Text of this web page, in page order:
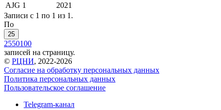
AJG 1
2021
Записи с 1 по 1 из 1.
По
25
2550100
записей на страницу.
© РЦНИ, 2022-2026
Согласие на обработку персональных данных
Политика персональных данных
Пользовательское соглашение
Telegram-канал